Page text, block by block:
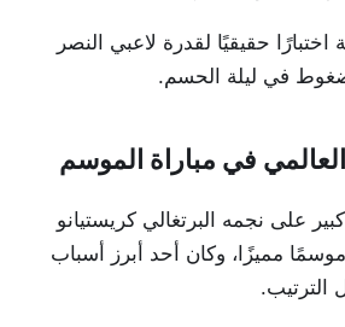
حقيقيًا لقدرة لاعبي النصر
في ليلة الحسم.
في مباراة الموسم
على نجمه البرتغالي كريستيانو
مميزًا، وكان أحد أبرز أسباب
الترتيب.